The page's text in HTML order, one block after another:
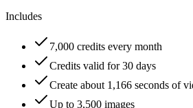
Includes
7,000 credits every month
Credits valid for 30 days
Create about 1,166 seconds of
Up to 3,500 images